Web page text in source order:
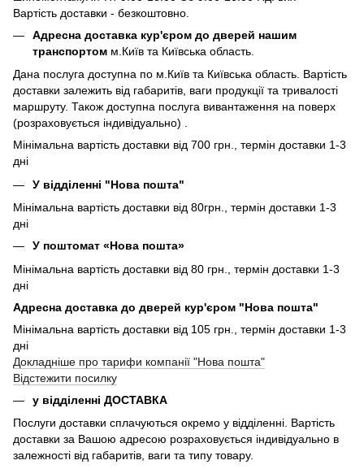
Вартість доставки - безкоштовно.
Адресна доставка кур'єром до дверей нашим
транспортом м.Київ та Київська область.
Дана послуга доступна по м.Київ та Київська область. Вартість
доставки залежить від габаритів, ваги продукції та тривалості
маршруту. Також доступна послуга вивантаження на поверх
(розраховується індивідуально) .
Мінімальна вартість доставки від 700 грн., термін доставки 1-3
дні
У відділенні "Нова пошта"
Мінімальна вартість доставки від 80грн., термін доставки 1-3
дні
У поштомат «Нова пошта»
Мінімальна вартість доставки від 80 грн., термін доставки 1-3
дні
Адресна доставка до дверей кур'єром "Нова пошта"
Мінімальна вартість доставки від 105 грн., термін доставки 1-3
дні
Докладніше про тарифи компанії "Нова пошта"
Відстежити посилку
у відділенні ДОСТАВКА
Послуги доставки сплачуються окремо у відділенні. Вартість
доставки за Вашою адресою розраховується індивідуально в
залежності від габаритів, ваги та типу товару.